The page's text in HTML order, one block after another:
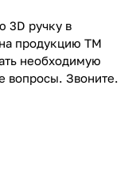
3D ручку в
продукцию ТМ
необходимую
вопросы. Звоните.